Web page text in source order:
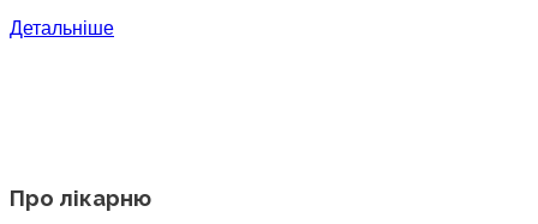
Детальніше
Про лікарню